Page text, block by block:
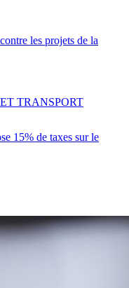
les projets de la
15% de taxes sur le
TRANSPORT